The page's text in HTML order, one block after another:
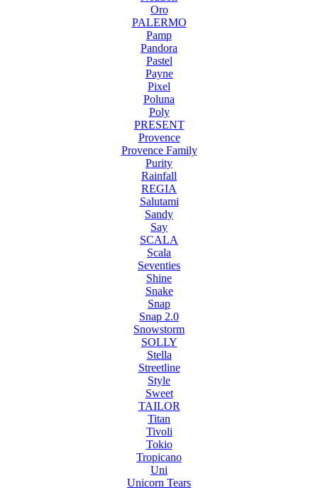
Oro
PALERMO
Pamp
Pandora
Pastel
Payne
Pixel
Poluna
Poly
PRESENT
Provence
Provence Family
Purity
Rainfall
REGIA
Salutami
Sandy
Say
SCALA
Scala
Seventies
Shine
Snake
Snap
Snap 2.0
Snowstorm
SOLLY
Stella
Streetline
Style
Sweet
TAILOR
Titan
Tivoli
Tokio
Tropicano
Uni
Unicorn Tears